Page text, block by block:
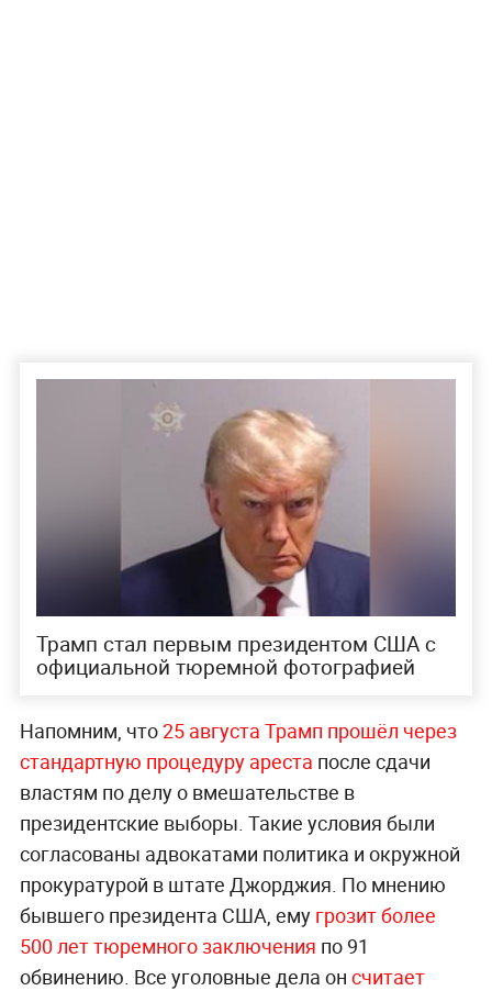
Трамп стал первым президентом США с
официальной тюремной фотографией
Напомним, что25 августа Трамп прошёл через
стандартную процедуру ареста после сдачи
властям по делу о вмешательстве в
президентские выборы. Такие условия были
согласованы адвокатами политика и окружной
прокуратурой в штате Джорджия. По мнению
бывшего президента США, ему грозит более
500 лет тюремного заключения по 91
обвинению. Все уголовные дела он считает